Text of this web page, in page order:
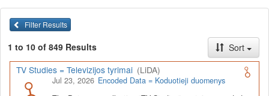
infrastruktūra, suteikianti prieigą prie daugiau nei 600 duomenų ir
tyrimų išteklių. Visi duomenų ir tyrimų ištekliai yra dokumentuoti
lietuvių ir anglų kalbomis pagal tarptautinius standartus. LiDA
įsikūręsKauno technologijos universiteto Duomenų analizės
ir archyvavimo (DAtA) centre( data.ktu.edu
Prieigai prie išteklių naudojama ši
Filter Results
1 to 10 of 849 Results
Sort
TV Studies = Televizijos tyrimai (LiDA)
Jul 23, 2026 Encoded Data = Koduotieji duomenys